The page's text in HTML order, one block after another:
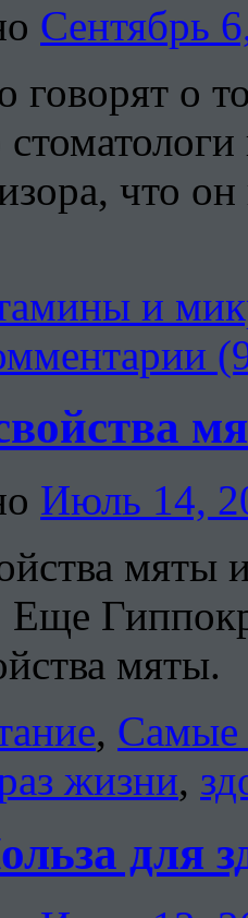
Сентябрь
говорят о
что
и
Июль 14,
мяты
Еще
мяты.
, Самые
жизни,
для